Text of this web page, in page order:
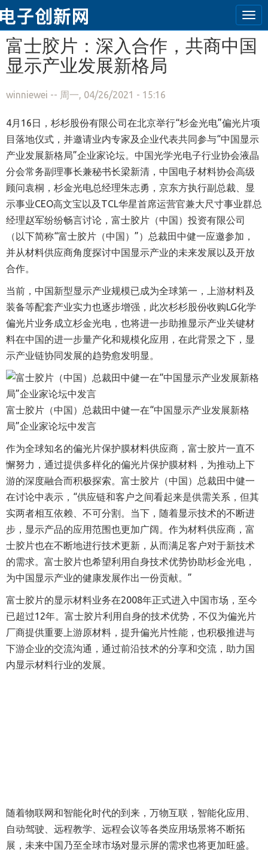
跳转到主要内容
富士胶片：深入合作，共商中国
显示产业发展新格局
winniewei -- 周一, 04/26/2021 - 15:16
4月16日，杉杉股份有限公司在北京举行“杉金光电”偏光片项
目落地仪式，并邀请业内专家及企业代表共同参与“中国显示
产业发展新格局”企业家论坛。中国光学光电子行业协会液晶
分会常务副理事长兼秘书长梁新清，中国电子材料协会高级
顾问袁桐，杉金光电总经理朱志勇，京东方执行副总裁、显
示事业CEO高文宝以及TCL华星首席运营官兼大尺寸事业群总
经理赵军纷纷畅言讨论，富士胶片（中国）投资有限公司
（以下简称“富士胶片（中国）”）总裁田中健一应邀参加，
并从材料供应商角度探讨中国显示产业的未来发展以及开放
合作。
当前，中国新型显示产业规模已成为全球第一，上游材料及
装备等配套产业实力也逐步增强，此次杉杉股份收购LG化学
偏光片业务成立杉金光电，也将进一步助推显示产业关键材
料在中国的进一步量产化和规模化应用，在此背景之下，显
示产业链协同发展的趋势愈发明显。
富士胶片（中国）总裁田中健一在“中国显示产业发展新格
局”企业家论坛中发言
作为全球知名的偏光片保护膜材料供应商，富士胶片一直不
懈努力，通过提供多样化的偏光片保护膜材料，为推动上下
游的深度融合而积极探索。富士胶片（中国）总裁田中健一
在讨论中表示，“供应链和客户之间看起来是供需关系，但其
实两者相互依赖、不可分割。当下，随着显示技术的不断进
步，显示产品的应用范围也更加广阔。作为材料供应商，富
士胶片也在不断地进行技术更新，从而满足客户对于新技术
的需求。富士胶片也希望利用自身技术优势协助杉金光电，
为中国显示产业的健康发展作出一份贡献。”
富士胶片的显示材料业务在2008年正式进入中国市场，至今
已超过12年。富士胶片利用自身的技术优势，不仅为偏光片
厂商提供重要上游原材料，提升偏光片性能，也积极推进与
下游企业的交流沟通，通过前沿技术的分享和交流，助力国
内显示材料行业的发展。
随着物联网和智能化时代的到来，万物互联，智能化应用、
自动驾驶、远程教学、远程会议等各类应用场景将不断拓
展，未来中国乃至全球市场对显示屏的需求也将更加旺盛。